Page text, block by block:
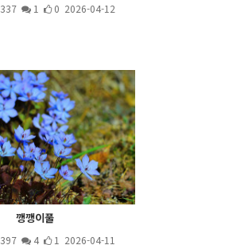
337 1 0 2026-04-12
깽깽이풀
397 4 1 2026-04-11